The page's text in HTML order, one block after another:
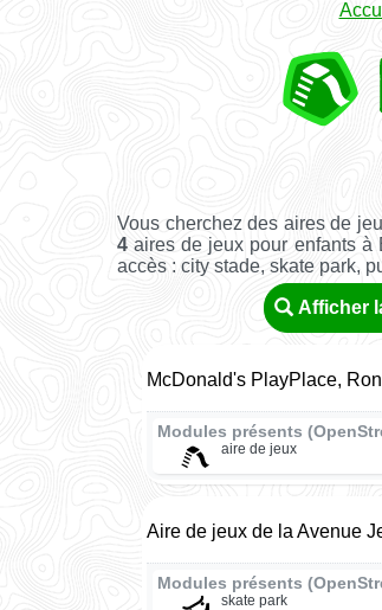
Vous cherchez des aires de
4 aires de jeux pour enfants
accès : city stade, skate park,
Afficher
McDonald's PlayPlace,
Modules présents
aire de jeux
Aire de jeux de la Avenue
Modules présents
skate park